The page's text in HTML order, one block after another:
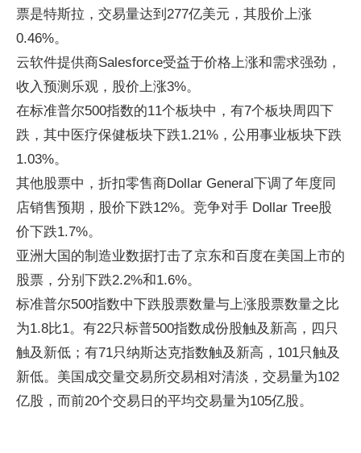
票是特斯拉，交易量达到277亿美元，其股价上涨
0.46%。
云软件提供商Salesforce受益于价格上涨和需求强劲，
收入预测乐观，股价上涨3%。
在标准普尔500指数的11个板块中，有7个板块周四下
跌，其中医疗保健板块下跌1.21%，公用事业板块下跌
1.03%。
其他股票中，折扣零售商Dollar General下调了年度同
店销售预期，股价下跌12%。竞争对手 Dollar Tree股
价下跌1.7%。
亚洲大国的制造业数据打击了京东和百度在美国上市的
股票，分别下跌2.2%和1.6%。
标准普尔500指数中下跌股票数量与上涨股票数量之比
为1.8比1。有22只标普500指数成份股触及新高，四只
触及新低；有71只纳斯达克指数触及新高，101只触及
新低。美国成交量交易所交易相对清淡，交易量为102
亿股，而前20个交易日的平均交易量为105亿股。